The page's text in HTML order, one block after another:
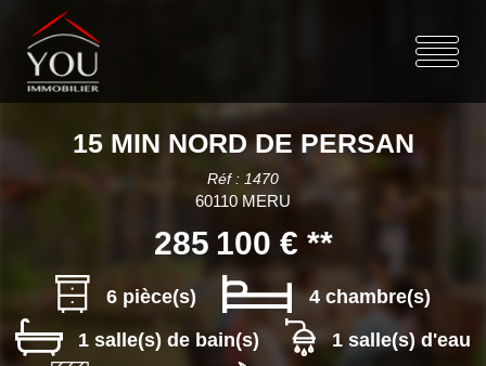
15 MIN NORD DE PERSAN
Réf : 1470
60110 MERU
285 100 € **
6 pièce(s)
4 chambre(s)
1 salle(s) de bain(s)
1 salle(s) d'eau